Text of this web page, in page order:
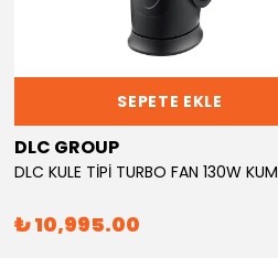
SEPETE EKLE
DLC GROUP
₺ 10,995.00